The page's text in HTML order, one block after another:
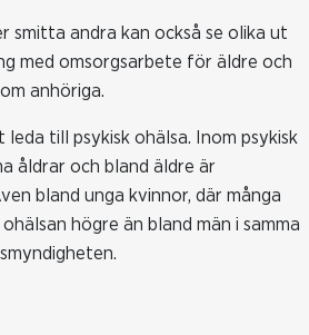
smitta andra kan också se olika ut
med omsorgsarbete för äldre och
anhöriga.
till psykisk ohälsa. Inom psykisk
åldrar och bland äldre är
bland unga kvinnor, där många
högre än bland män i samma